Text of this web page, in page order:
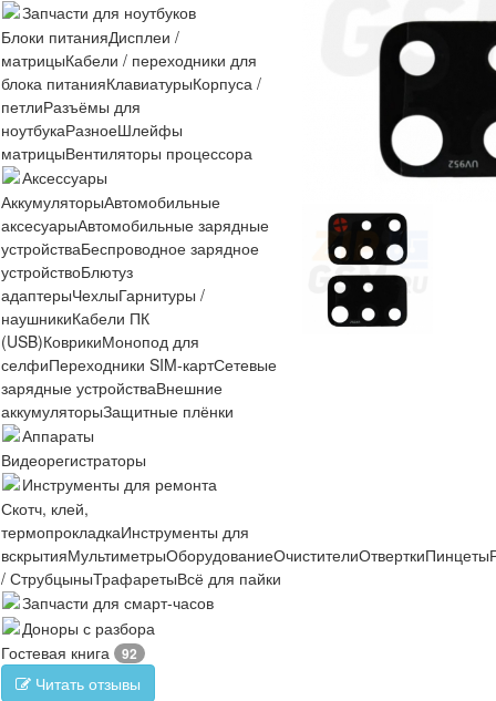
Запчасти для ноутбуков
Блоки питанияДисплеи /
матрицыКабели / переходники для
блока питанияКлавиатурыКорпуса /
петлиРазъёмы для
ноутбукаРазноеШлейфы
матрицыВентиляторы процессора
Аксессуары
АккумуляторыАвтомобильные
аксесуарыАвтомобильные зарядные
устройстваБеспроводное зарядное
устройствоБлютуз
адаптерыЧехлыГарнитуры /
наушникиКабели ПК
(USB)КоврикиМонопод для
селфиПереходники SIM-картСетевые
зарядные устройстваВнешние
аккумуляторыЗащитные плёнки
Аппараты
Видеорегистраторы
Инструменты для ремонта
Скотч, клей,
термопрокладкаИнструменты для
вскрытияМультиметрыОборудованиеОчистителиОтверткиПинцеты
/ СтрубцыныТрафаретыВсё для пайки
Запчасти для смарт-часов
Доноры с разбора
Гостевая книга
92
Читать отзывы